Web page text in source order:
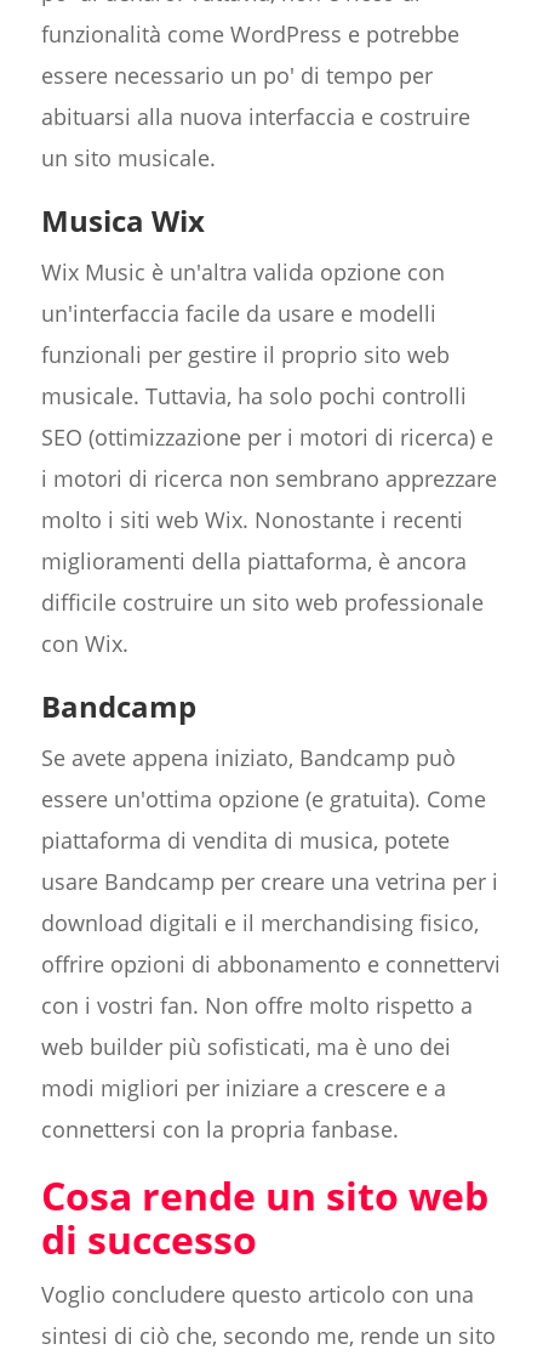
funzionalità come WordPress e potrebbe
essere necessario un po' di tempo per
abituarsi alla nuova interfaccia e costruire
un sito musicale.
Musica Wix
Wix Music è un'altra valida opzione con
un'interfaccia facile da usare e modelli
funzionali per gestire il proprio sito web
musicale. Tuttavia, ha solo pochi controlli
SEO (ottimizzazione per i motori di ricerca) e
i motori di ricerca non sembrano apprezzare
molto i siti web Wix. Nonostante i recenti
miglioramenti della piattaforma, è ancora
difficile costruire un sito web professionale
con Wix.
Bandcamp
Se avete appena iniziato, Bandcamp può
essere un'ottima opzione (e gratuita). Come
piattaforma di vendita di musica, potete
usare Bandcamp per creare una vetrina per i
download digitali e il merchandising fisico,
offrire opzioni di abbonamento e connettervi
con i vostri fan. Non offre molto rispetto a
web builder più sofisticati, ma è uno dei
modi migliori per iniziare a crescere e a
connettersi con la propria fanbase.
Cosa rende un sito web
di successo
Voglio concludere questo articolo con una
sintesi di ciò che, secondo me, rende un sito